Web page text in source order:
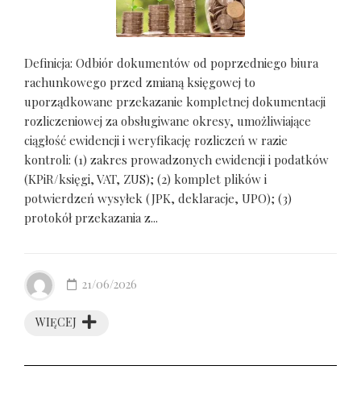
Definicja: Odbiór dokumentów od poprzedniego biura
rachunkowego przed zmianą księgowej to
uporządkowane przekazanie kompletnej dokumentacji
rozliczeniowej za obsługiwane okresy, umożliwiające
ciągłość ewidencji i weryfikację rozliczeń w razie
kontroli: (1) zakres prowadzonych ewidencji i podatków
(KPiR/księgi, VAT, ZUS); (2) komplet plików i
potwierdzeń wysyłek (JPK, deklaracje, UPO); (3)
protokół przekazania z...
WIĘCEJ
21/06/2026